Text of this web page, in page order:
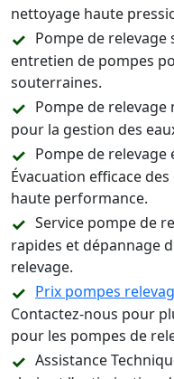
nettoyage haute
Pompe de
entretien de pompes
souterraines.
Pompe de relevage
pour la gestion des
Pompe de relevage
Évacuation efficace
haute performance.
Service pompe de
rapides et dépannage
relevage.
Prix pompes
Contactez-nous pour
pour les pompes de
Assistance